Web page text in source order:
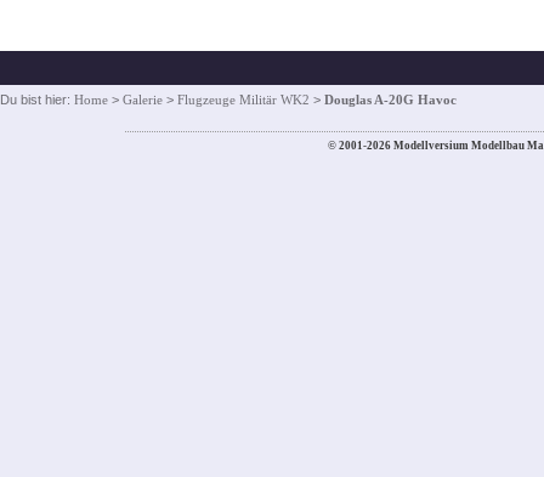
Du bist hier: Home > Galerie > Flugzeuge Militär WK2 > Douglas A-20G Havoc
© 2001-2026 Modellversium Modellbau